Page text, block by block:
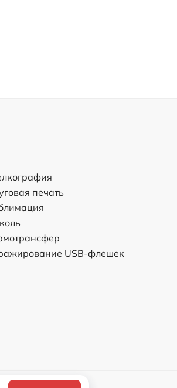
печать
USB-флешек